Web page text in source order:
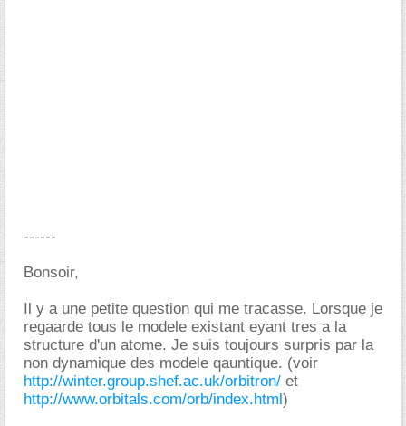
------
Bonsoir,
Il y a une petite question qui me tracasse. Lorsque je
regaarde tous le modele existant eyant tres a la
structure d'un atome. Je suis toujours surpris par la
non dynamique des modele qauntique. (voir
http://winter.group.shef.ac.uk/orbitron/ et
http://www.orbitals.com/orb/index.html)